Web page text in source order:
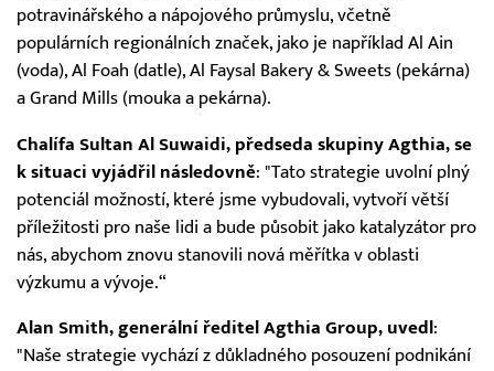
potravinářského a nápojového průmyslu, včetně
populárních regionálních značek, jako je například Al Ain
(voda), Al Foah (datle), Al Faysal Bakery & Sweets (pekárna)
a Grand Mills (mouka a pekárna).
Chalífa Sultan Al Suwaidi, předseda skupiny Agthia, se
k situaci vyjádřil následovně: "Tato strategie uvolní plný
potenciál možností, které jsme vybudovali, vytvoří větší
příležitosti pro naše lidi a bude působit jako katalyzátor pro
nás, abychom znovu stanovili nová měřítka v oblasti
výzkumu a vývoje.“
Alan Smith, generální ředitel Agthia Group, uvedl:
"Naše strategie vychází z důkladného posouzení podnikání